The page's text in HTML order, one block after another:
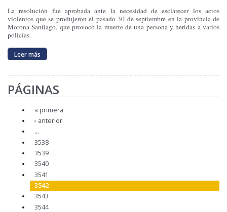
La resolución fue aprobada ante la necesidad de esclarecer los actos
violentos que se produjeron el pasado 30 de septiembre en la provincia de
Morona Santiago, que provocó la muerte de una persona y heridas a varios
policías.
Leer más
PÁGINAS
« primera
‹ anterior
…
3538
3539
3540
3541
3542
3543
3544